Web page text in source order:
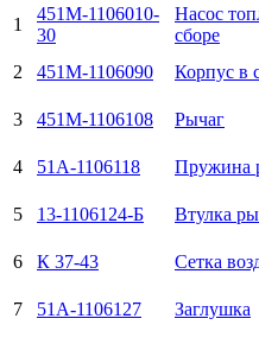
1
451М-1106010-
30
Насос
сборе
2 451М-1106090 Корпус в
3
451М-1106108 Рычаг
4
51А-1106118 Пружина
5
13-1106124-Б Втулка
6
К 37-43 Сетка
7
51А-1106127 Заглушка